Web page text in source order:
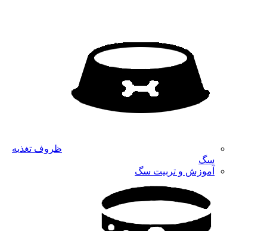
ظروف تغذیه
سگ
آموزش و تربیت سگ